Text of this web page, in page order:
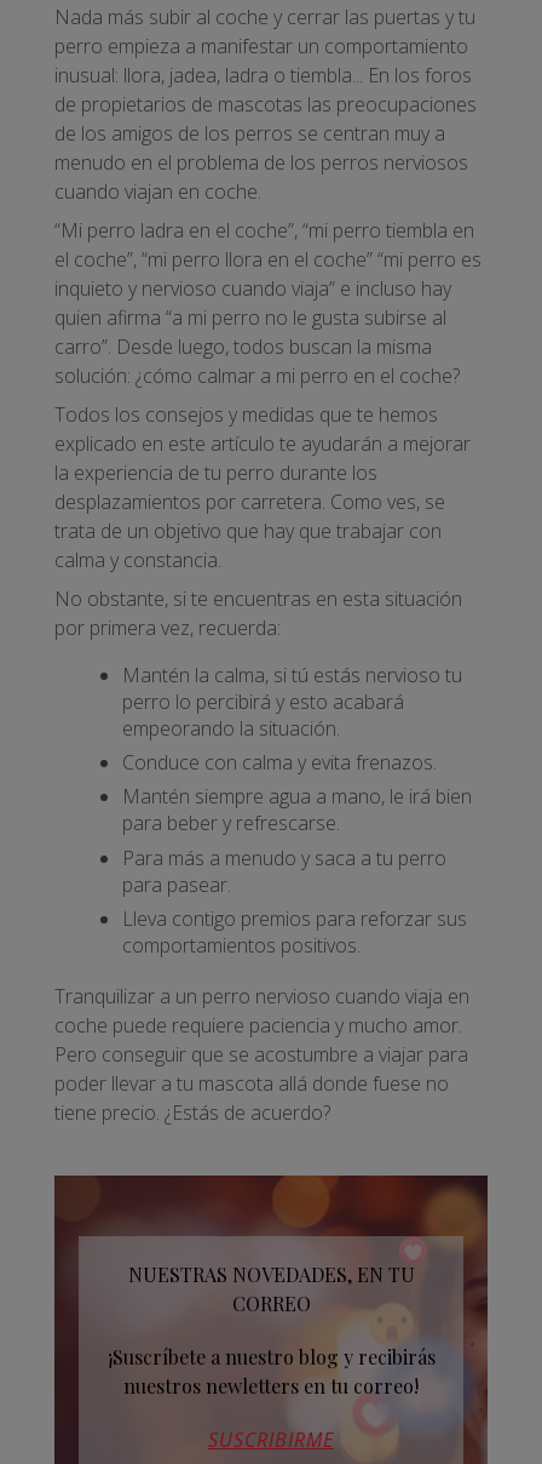
Nada más subir al coche y cerrar las puertas y tu
perro empieza a manifestar un comportamiento
inusual: llora, jadea, ladra o tiembla... En los foros
de propietarios de mascotas las preocupaciones
de los amigos de los perros se centran muy a
menudo en el problema de los perros nerviosos
cuando viajan en coche.
“Mi perro ladra en el coche”, “mi perro tiembla en
el coche”, “mi perro llora en el coche” “mi perro es
inquieto y nervioso cuando viaja” e incluso hay
quien afirma “a mi perro no le gusta subirse al
carro”. Desde luego, todos buscan la misma
solución: ¿cómo calmar a mi perro en el coche?
Todos los consejos y medidas que te hemos
explicado en este artículo te ayudarán a mejorar
la experiencia de tu perro durante los
desplazamientos por carretera. Como ves, se
trata de un objetivo que hay que trabajar con
calma y constancia.
No obstante, si te encuentras en esta situación
por primera vez, recuerda:
Mantén la calma, si tú estás nervioso tu
perro lo percibirá y esto acabará
empeorando la situación.
Conduce con calma y evita frenazos.
Mantén siempre agua a mano, le irá bien
para beber y refrescarse.
Para más a menudo y saca a tu perro
para pasear.
Lleva contigo premios para reforzar sus
comportamientos positivos.
Tranquilizar a un perro nervioso cuando viaja en
coche puede requiere paciencia y mucho amor.
Pero conseguir que se acostumbre a viajar para
poder llevar a tu mascota allá donde fuese no
tiene precio. ¿Estás de acuerdo?
NUESTRAS NOVEDADES, EN TU
CORREO
¡Suscríbete a nuestro blog y recibirás
nuestros newletters en tu correo!
SUSCRIBIRME